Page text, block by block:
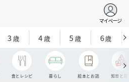
マイページ
3歳 4歳 5歳 6歳
食とレシピ 暮らし 絵本とお話 知育と探